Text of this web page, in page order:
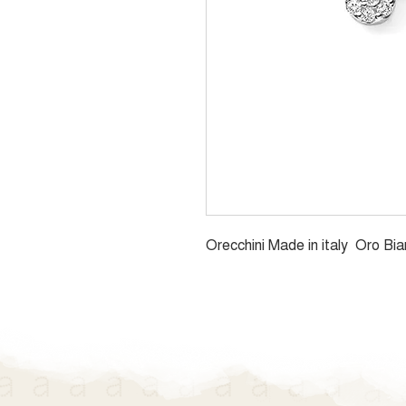
Orecchini Made in italy Oro